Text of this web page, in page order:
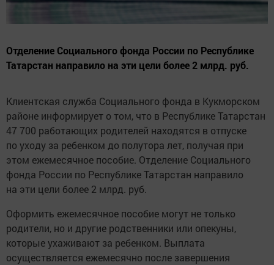
Отделение Социального фонда России по Республике
Татарстан направило на эти цели более 2 млрд. руб.
Клиентская служба Социального фонда в Кукморском
районе информирует о том, что в Республике Татарстан
47 700 работающих родителей находятся в отпуске
по уходу за ребенком до полутора лет, получая при
этом ежемесячное пособие. Отделение Социального
фонда России по Республике Татарстан направило
на эти цели более 2 млрд. руб.
Оформить ежемесячное пособие могут не только
родители, но и другие родственники или опекуны,
которые ухаживают за ребенком. Выплата
осуществляется ежемесячно после завершения